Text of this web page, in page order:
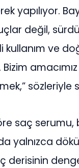
yapılıyor.
değil,
kullanım ve
Bizim
sözleriyle
saç serumu,
yalnızca
derisinin